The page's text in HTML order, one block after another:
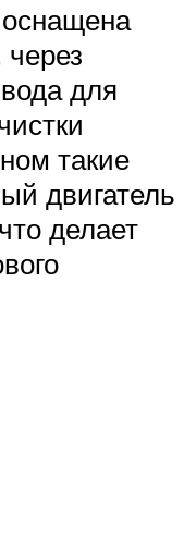
для
такие
двигатель
делает